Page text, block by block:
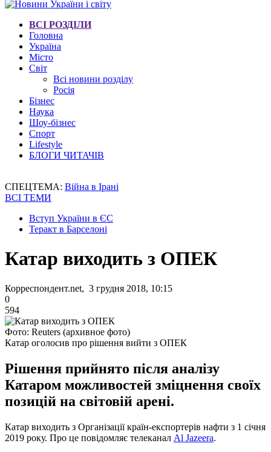
ВСІ РОЗДІЛИ
Головна
Україна
Місто
Світ
Всі новини розділу
Росія
Бізнес
Наука
Шоу-бізнес
Спорт
Lifestyle
БЛОГИ ЧИТАЧІВ
СПЕЦТЕМА: Війна в Ірані
ВСІ ТЕМИ
Вступ України в ЄС
Теракт в Барселоні
Катар виходить з ОПЕК
Корреспондент.net, 3 грудня 2018, 10:15
0
594
Фото: Reuters (архивное фото)
Катар оголосив про рішення вийти з ОПЕК
Рішення прийнято після аналізу
Катаром можливостей зміцнення своїх
позицій на світовій арені.
Катар виходить з Організації країн-експортерів нафти з 1 січня
2019 року. Про це повідомляє телеканал Al Jazeera.